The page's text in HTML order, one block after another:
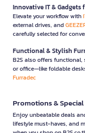
Innovative IT &
Elevate your workflow with
external drives, and
carefully selected for
Functional & Stylish
B2S also offers
or office—like foldable
Furradec
Promotions & Special
Enjoy unbeatable deals
lifestyle must-haves, and